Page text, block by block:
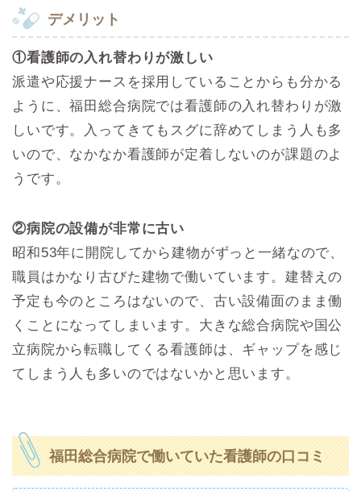
デメリット
①看護師の入れ替わりが激しい
派遣や応援ナースを採用していることからも分かる
ように、福田総合病院では看護師の入れ替わりが激
しいです。入ってきてもスグに辞めてしまう人も多
いので、なかなか看護師が定着しないのが課題のよ
うです。
②病院の設備が非常に古い
昭和53年に開院してから建物がずっと一緒なので、
職員はかなり古びた建物で働いています。建替えの
予定も今のところはないので、古い設備面のまま働
くことになってしまいます。大きな総合病院や国公
立病院から転職してくる看護師は、ギャップを感じ
てしまう人も多いのではないかと思います。
福田総合病院で働いていた看護師の口コミ